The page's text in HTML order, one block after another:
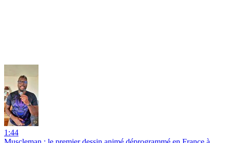
1:44